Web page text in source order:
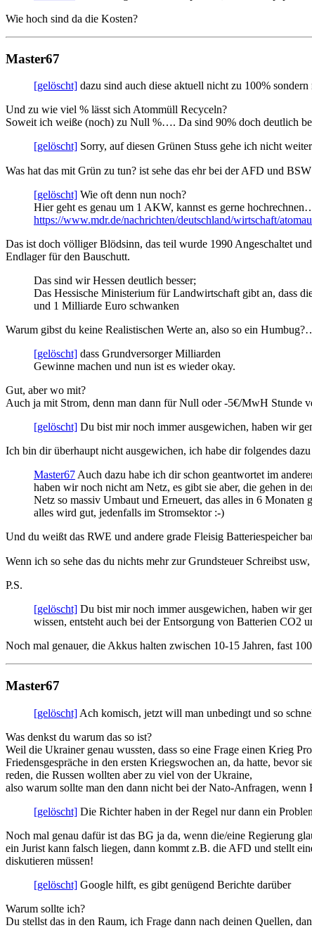
Wie hoch sind da die Kosten?
Master67
[gelöscht] dazu sind auch diese aktuell nicht zu 100%
Und zu wie viel % lässt sich Atommüll Recyceln?
Soweit ich weiße (noch) zu Null %…. Da sind 90% doch deutlich
[gelöscht] Sorry, auf diesen Grünen Stuss gehe ich nicht
Was hat das mit Grün zu tun? ist sehe das ehr bei der AFD und
[gelöscht] Wie oft denn nun noch?
Hier geht es genau um 1 AKW, kannst es gerne
https://www.mdr.de/nachrichten/deutschland/wirtschaft/
Das ist doch völliger Blödsinn, das teil wurde 1990 Angeschaltet
Endlager für den Bauschutt.
Das sind wir Hessen deutlich besser;
Das Hessische Ministerium für Landwirtschaft gibt an, dass
und 1 Milliarde Euro schwanken
Warum gibst du keine Realistischen Werte an, also so ein
[gelöscht] dass Grundversorger Milliarden
Gewinne machen und nun ist es wieder okay.
Gut, aber wo mit?
Auch ja mit Strom, denn man dann für Null oder -5€/MwH Stunde
[gelöscht] Du bist mir noch immer ausgewichen, haben wir
Ich bin dir überhaupt nicht ausgewichen, ich habe dir folgendes dazu
Master67Auch dazu habe ich dir schon geantwortet im
haben wir noch nicht am Netz, es gibt sie aber, die gehen in
Netz so massiv Umbaut und Erneuert, das alles in 6 Monaten
alles wird gut, jedenfalls im Stromsektor :-)
Und du weißt das RWE und andere grade Fleisig Batteriespeicher
Wenn ich so sehe das du nichts mehr zur Grundsteuer Schreibst
P.S.
[gelöscht] Du bist mir noch immer ausgewichen, haben wir
wissen, entsteht auch bei der Entsorgung von Batterien CO2
Noch mal genauer, die Akkus halten zwischen 10-15 Jahren, fast
Master67
[gelöscht] Ach komisch, jetzt will man unbedingt und so
Was denkst du warum das so ist?
Weil die Ukrainer genau wussten, dass so eine Frage einen Krieg
Friedensgespräche in den ersten Kriegswochen an, da hatte, bevor
reden, die Russen wollten aber zu viel von der Ukraine,
also warum sollte man den dann nicht bei der Nato-Anfragen,
[gelöscht] Die Richter haben in der Regel nur dann ein
Noch mal genau dafür ist das BG ja da, wenn die/eine Regierung
ein Jurist kann falsch liegen, dann kommt z.B. die AFD und stellt
diskutieren müssen!
[gelöscht] Google hilft, es gibt genügend Berichte darüber
Warum sollte ich?
Du stellst das in den Raum, ich Frage dann nach deinen Quellen,